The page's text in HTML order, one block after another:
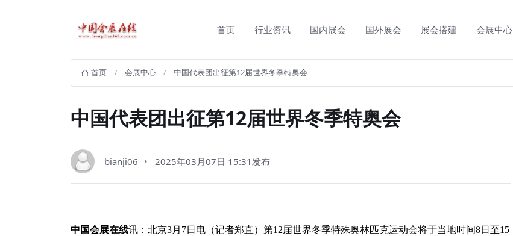
首页 行业资讯 国内展会 国外展会 展会搭建 会展中心
首页 会展中心 中国代表团出征第12届世界冬季特奥会
中国代表团出征第12届世界冬季特奥会
bianji06 2025年03月07日 15:31发布
中国会展在线讯：北京3月7日电（记者郑直）第12届世界冬季特殊奥林匹克运动会将于当地时间8日至15